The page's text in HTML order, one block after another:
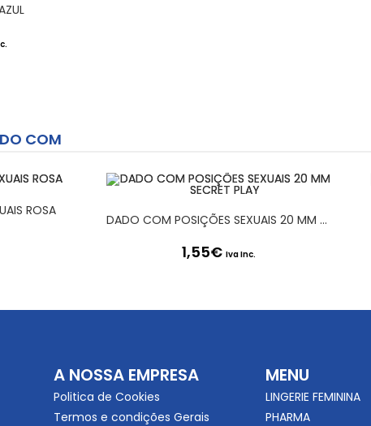
COM
ROSA
DADO COM POSIÇÕES SEXUAIS 20 MM SECRET PLAY
1,55€ Iva Inc.
A NOSSA EMPRESA
Politica de Cookies
Termos e condições Gerais
MENU
LINGERIE FEMININA
PHARMA